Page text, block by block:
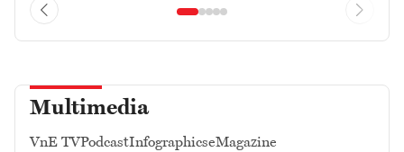
Multimedia
VnE TVPodcastInfographicseMagazine